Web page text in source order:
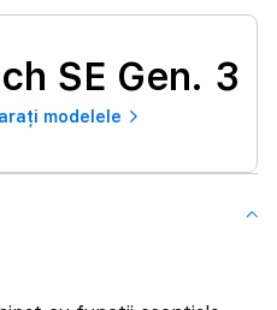
SE Gen. 3
modelele